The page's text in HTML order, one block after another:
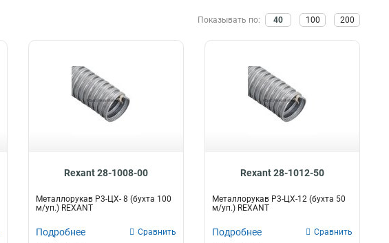
Показывать по: 40 100 200
Rexant 28-1008-00
Металлорукав Р3-ЦХ- 8 (бухта 100
м/уп.) REXANT
Подробнее Сравнить
Rexant 28-1012-50
Металлорукав Р3-ЦХ-12 (бухта 50
м/уп.) REXANT
Подробнее Сравнить